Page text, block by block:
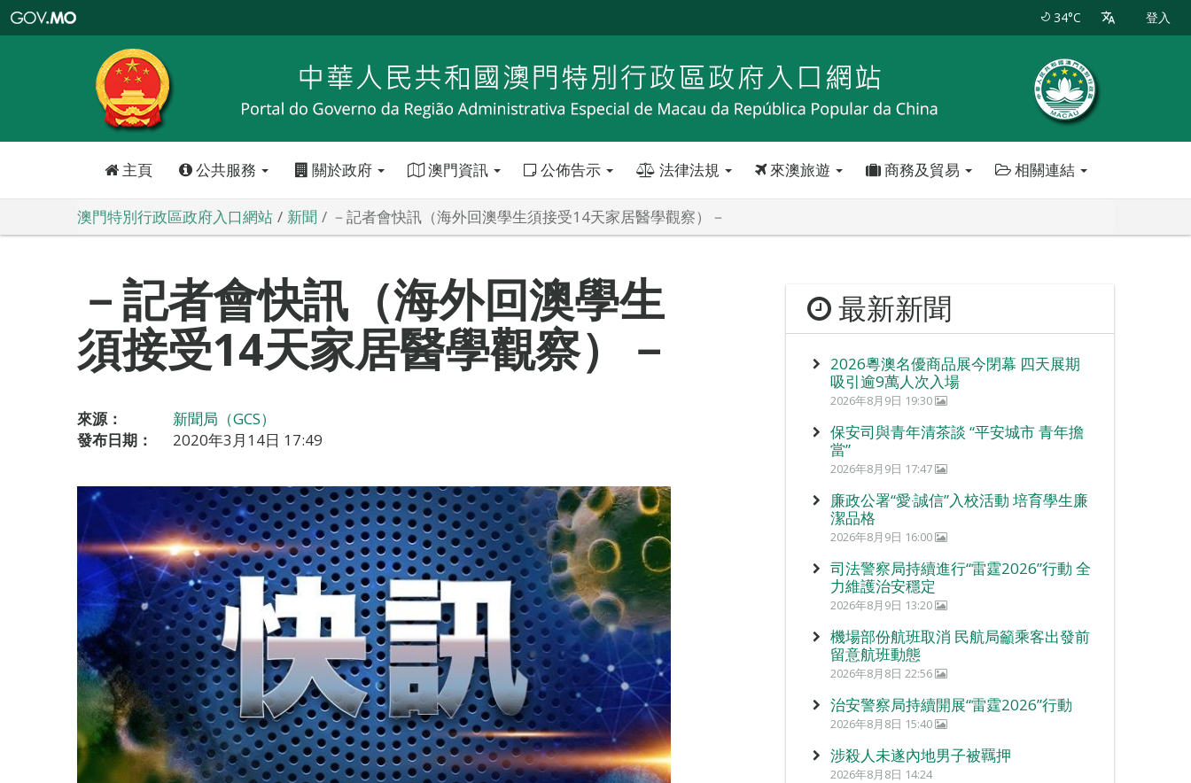
特
政
區
政
口
34°C 登入
主頁 公共服務 關於政府 澳門資訊 公佈告示 法律法規 來澳旅遊 商務及貿易 相關連結
澳門特別行政區政府入口網站 新聞 －記者會快訊（海外回澳學生須接受14天家居醫學觀察）－
－記者會快訊（海外回澳學生
須接受14天家居醫學觀察）－
來源：
新聞局（GCS）
發布日期：
2020年3月14日 17:49
最新新聞
2026粵澳名優商品展今閉幕 四天展期
吸引逾9萬人次入場
2026年8月9日 19:30
保安司與青年清茶談 “平安城市 青年擔
當”
2026年8月9日 17:47
廉政公署“愛‧誠信”入校活動 培育學生廉
潔品格
2026年8月9日 16:00
司法警察局持續進行“雷霆2026”行動 全
力維護治安穩定
2026年8月9日 13:20
機場部份航班取消 民航局籲乘客出發前
留意航班動態
2026年8月8日 22:56
治安警察局持續開展“雷霆2026”行動
2026年8月8日 15:40
涉殺人未遂內地男子被羈押
2026年8月8日 14:24